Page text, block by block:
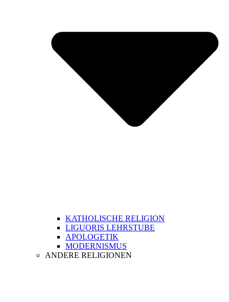
KATHOLISCHE RELIGION
LIGUORIS LEHRSTUBE
APOLOGETIK
MODERNISMUS
ANDERE RELIGIONEN